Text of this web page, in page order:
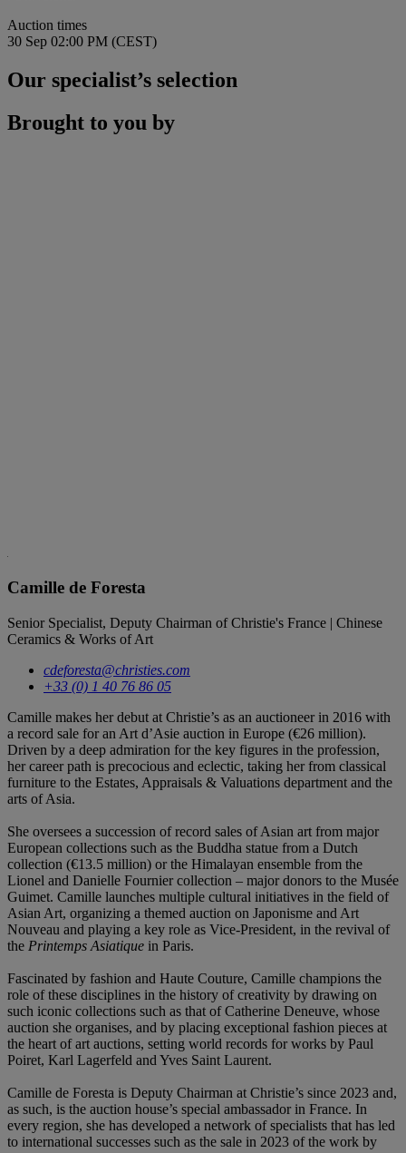
Auction times
30 Sep 02:00 PM (CEST)
Our specialist’s selection
Brought to you by
Camille de Foresta
Senior Specialist, Deputy Chairman of Christie's France | Chinese
Ceramics & Works of Art
cdeforesta@christies.com
+33 (0) 1 40 76 86 05
Camille makes her debut at Christie’s as an auctioneer in 2016 with
a record sale for an Art d’Asie auction in Europe (€26 million).
Driven by a deep admiration for the key figures in the profession,
her career path is precocious and eclectic, taking her from classical
furniture to the Estates, Appraisals & Valuations department and the
arts of Asia.
She oversees a succession of record sales of Asian art from major
European collections such as the Buddha statue from a Dutch
collection (€13.5 million) or the Himalayan ensemble from the
Lionel and Danielle Fournier collection – major donors to the Musée
Guimet. Camille launches multiple cultural initiatives in the field of
Asian Art, organizing a themed auction on Japonisme and Art
Nouveau and playing a key role as Vice-President, in the revival of
the Printemps Asiatique in Paris.
Fascinated by fashion and Haute Couture, Camille champions the
role of these disciplines in the history of creativity by drawing on
such iconic collections such as that of Catherine Deneuve, whose
auction she organises, and by placing exceptional fashion pieces at
the heart of art auctions, setting world records for works by Paul
Poiret, Karl Lagerfeld and Yves Saint Laurent.
Camille de Foresta is Deputy Chairman at Christie’s since 2023 and,
as such, is the auction house’s special ambassador in France. In
every region, she has developed a network of specialists that has led
to international successes such as the sale in 2023 of the work by